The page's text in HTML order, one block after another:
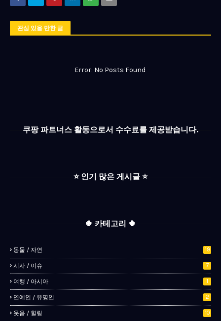
관심 있을 만한 글
Error: No Posts Found
쿠팡 파트너스 활동으로서 수수료를 제공받습니다.
⭐️ 인기 많은 게시글 ⭐️
🍀 카테고리 🍀
동물 / 자연 19
시사 / 이슈 7
여행 / 아시아 1
연예인 / 유명인 2
웃음 / 힐링 10